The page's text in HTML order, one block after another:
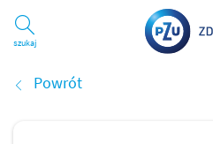
Szukaj
Powrót